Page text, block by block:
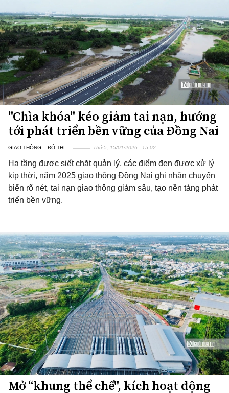
"Chìa khóa" kéo giảm tai nạn, hướng
tới phát triển bền vững của Đồng Nai
GIAO THÔNG – ĐÔ THỊ Thứ 5, 15/01/2026 | 15:02
Hạ tầng được siết chặt quản lý, các điểm đen được xử lý
kịp thời, năm 2025 giao thông Đồng Nai ghi nhận chuyển
biến rõ nét, tai nạn giao thông giảm sâu, tạo nền tảng phát
triển bền vững.
Mở “khung thể chế", kích hoạt động